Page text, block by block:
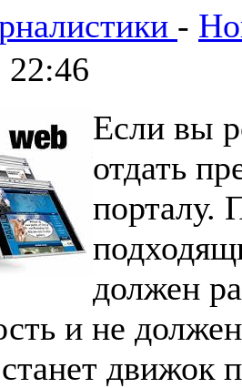
-
22:46
Если вы
отдать
порталу.
должен
и не
движок